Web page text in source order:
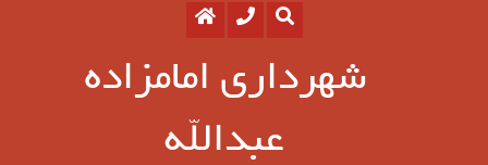
شهرداری امامزاده
عبدالله